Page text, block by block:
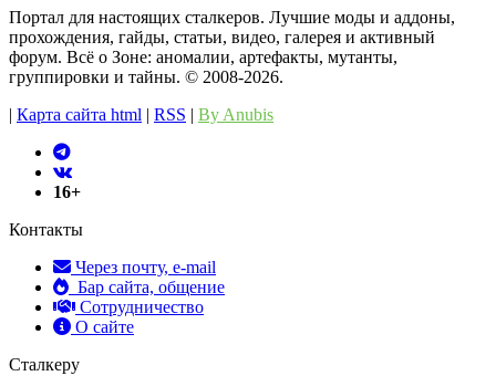
Портал для настоящих сталкеров. Лучшие моды и аддоны,
прохождения, гайды, статьи, видео, галерея и активный
форум. Всё о Зоне: аномалии, артефакты, мутанты,
группировки и тайны. ©️ 2008-2026.
| Карта сайта html | RSS | By Anubis
16+
Контакты
Через почту, e-mail
Бар сайта, общение
Сотрудничество
О сайте
Сталкеру